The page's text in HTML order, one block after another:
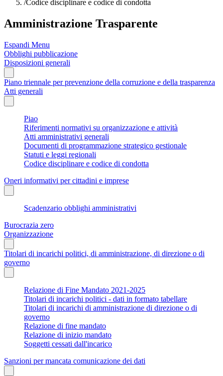
/Codice disciplinare e codice di condotta
Amministrazione Trasparente
Espandi Menu
Obblighi pubblicazione
Disposizioni generali
Piano triennale per prevenzione della corruzione e della trasparenza
Atti generali
Piao
Riferimenti normativi su organizzazione e attività
Atti amministrativi generali
Documenti di programmazione strategico gestionale
Statuti e leggi regionali
Codice disciplinare e codice di condotta
Oneri informativi per cittadini e imprese
Scadenzario obblighi amministrativi
Burocrazia zero
Organizzazione
Titolari di incarichi politici, di amministrazione, di direzione o di
governo
Relazione di Fine Mandato 2021-2025
Titolari di incarichi politici - dati in formato tabellare
Titolari di incarichi di amministrazione di direzione o di
governo
Relazione di fine mandato
Relazione di inizio mandato
Soggetti cessati dall'incarico
Sanzioni per mancata comunicazione dei dati